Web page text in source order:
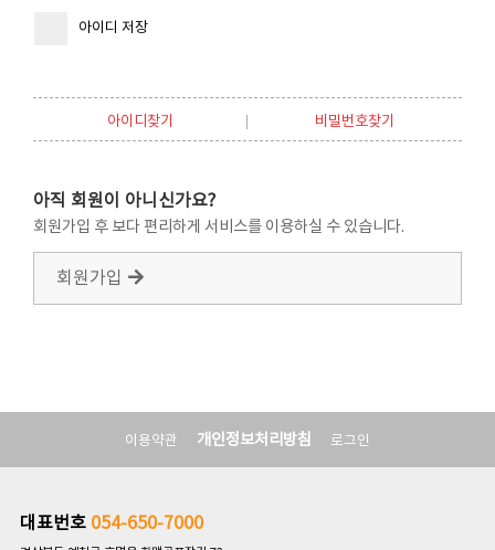
아이디 저장
아이디찾기 비밀번호찾기
아직 회원이 아니신가요?
회원가입 후 보다 편리하게 서비스를 이용하실 수 있습니다.
회원가입
이용약관 개인정보처리방침 로그인
대표번호 054-650-7000